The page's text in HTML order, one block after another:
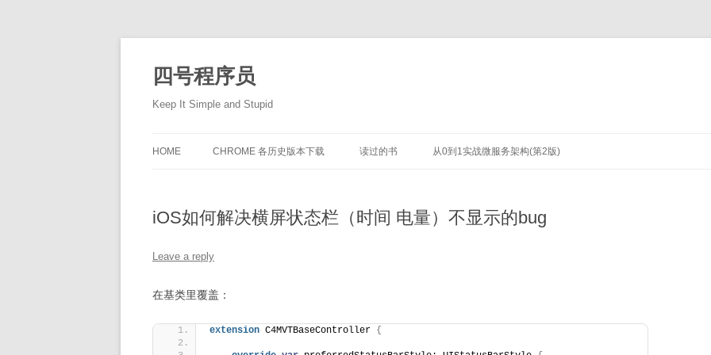
content
四号程序员
Keep It Simple and Stupid
HOME CHROME 各历史版本下载 读过的书 从0到1实战微服务架构(第2版)
iOS如何解决横屏状态栏（时间 电量）不显示的bug
Leave a reply
在基类里覆盖：
extension C4MVTBaseController {